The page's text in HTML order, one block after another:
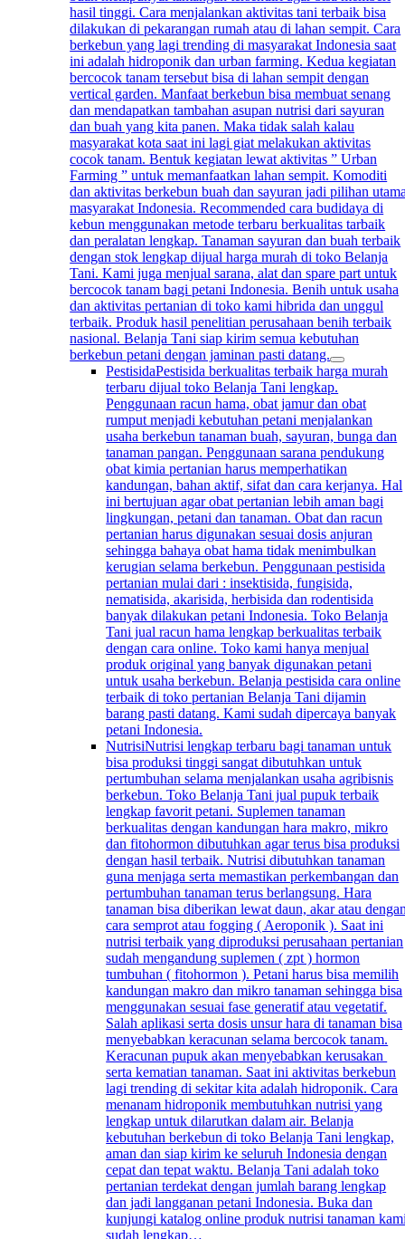
hasil tinggi. Cara menjalankan aktivitas tani terbaik bisa
dilakukan di pekarangan rumah atau di lahan sempit. Cara
berkebun yang lagi trending di masyarakat Indonesia saat
ini adalah hidroponik dan urban farming. Kedua kegiatan
bercocok tanam tersebut bisa di lahan sempit dengan
vertical garden. Manfaat berkebun bisa membuat senang
dan mendapatkan tambahan asupan nutrisi dari sayuran
dan buah yang kita panen. Maka tidak salah kalau
masyarakat kota saat ini lagi giat melakukan aktivitas
cocok tanam. Bentuk kegiatan lewat aktivitas ” Urban
Farming ” untuk memanfaatkan lahan sempit. Komoditi
dan aktivitas berkebun buah dan sayuran jadi pilihan
masyarakat Indonesia. Recommended cara budidaya di
kebun menggunakan metode terbaru berkualitas tarbaik
dan peralatan lengkap. Tanaman sayuran dan buah terbaik
dengan stok lengkap dijual harga murah di toko Belanja
Tani. Kami juga menjual sarana, alat dan spare part untuk
bercocok tanam bagi petani Indonesia. Benih untuk usaha
dan aktivitas pertanian di toko kami hibrida dan unggul
terbaik. Produk hasil penelitian perusahaan benih terbaik
nasional. Belanja Tani siap kirim semua kebutuhan
berkebun petani dengan jaminan pasti datang.
PestisidaPestisida berkualitas terbaik harga murah
terbaru dijual toko Belanja Tani lengkap.
Penggunaan racun hama, obat jamur dan obat
rumput menjadi kebutuhan petani menjalankan
usaha berkebun tanaman buah, sayuran, bunga dan
tanaman pangan. Penggunaan sarana pendukung
obat kimia pertanian harus memperhatikan
kandungan, bahan aktif, sifat dan cara kerjanya. Hal
ini bertujuan agar obat pertanian lebih aman bagi
lingkungan, petani dan tanaman. Obat dan racun
pertanian harus digunakan sesuai dosis anjuran
sehingga bahaya obat hama tidak menimbulkan
kerugian selama berkebun. Penggunaan pestisida
pertanian mulai dari : insektisida, fungisida,
nematisida, akarisida, herbisida dan rodentisida
banyak dilakukan petani Indonesia. Toko Belanja
Tani jual racun hama lengkap berkualitas terbaik
dengan cara online. Toko kami hanya menjual
produk original yang banyak digunakan petani
untuk usaha berkebun. Belanja pestisida cara online
terbaik di toko pertanian Belanja Tani dijamin
barang pasti datang. Kami sudah dipercaya banyak
petani Indonesia.
NutrisiNutrisi lengkap terbaru bagi tanaman untuk
bisa produksi tinggi sangat dibutuhkan untuk
pertumbuhan selama menjalankan usaha agribisnis
berkebun. Toko Belanja Tani jual pupuk terbaik
lengkap favorit petani. Suplemen tanaman
berkualitas dengan kandungan hara makro, mikro
dan fitohormon dibutuhkan agar terus bisa produksi
dengan hasil terbaik. Nutrisi dibutuhkan tanaman
guna menjaga serta memastikan perkembangan dan
pertumbuhan tanaman terus berlangsung. Hara
tanaman bisa diberikan lewat daun, akar atau
cara semprot atau fogging ( Aeroponik ). Saat ini
nutrisi terbaik yang diproduksi perusahaan pertanian
sudah mengandung suplemen ( zpt ) hormon
tumbuhan ( fitohormon ). Petani harus bisa memilih
kandungan makro dan mikro tanaman sehingga bisa
menggunakan sesuai fase generatif atau vegetatif.
Salah aplikasi serta dosis unsur hara di tanaman bisa
menyebabkan keracunan selama bercocok tanam.
Keracunan pupuk akan menyebabkan kerusakan
serta kematian tanaman. Saat ini aktivitas berkebun
lagi trending di sekitar kita adalah hidroponik. Cara
menanam hidroponik membutuhkan nutrisi yang
lengkap untuk dilarutkan dalam air. Belanja
kebutuhan berkebun di toko Belanja Tani lengkap,
aman dan siap kirim ke seluruh Indonesia dengan
cepat dan tepat waktu. Belanja Tani adalah toko
pertanian terdekat dengan jumlah barang lengkap
dan jadi langganan petani Indonesia. Buka dan
kunjungi katalog online produk nutrisi tanaman
sudah lengkap…